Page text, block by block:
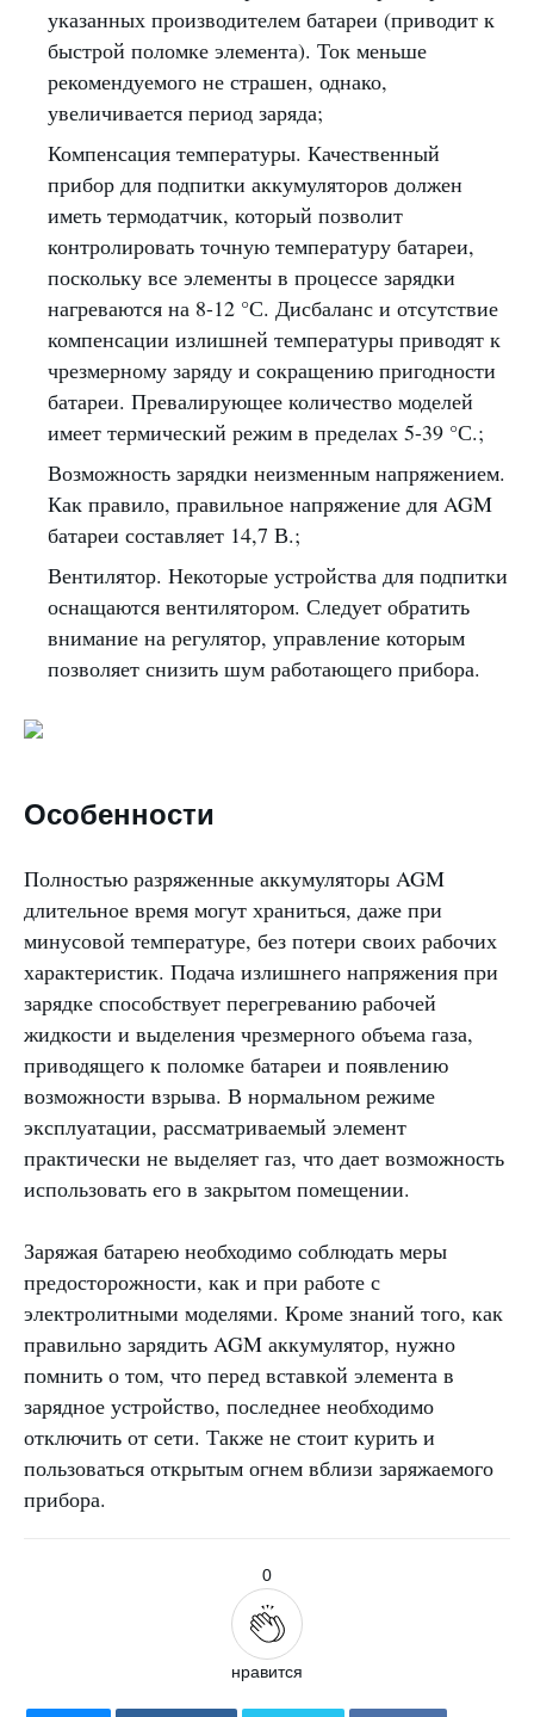
указанных производителем батареи (приводит к
быстрой поломке элемента). Ток меньше
рекомендуемого не страшен, однако,
увеличивается период заряда;
Компенсация температуры. Качественный
прибор для подпитки аккумуляторов должен
иметь термодатчик, который позволит
контролировать точную температуру батареи,
поскольку все элементы в процессе зарядки
нагреваются на 8-12 °С. Дисбаланс и отсутствие
компенсации излишней температуры приводят к
чрезмерному заряду и сокращению пригодности
батареи. Превалирующее количество моделей
имеет термический режим в пределах 5-39 °С.;
Возможность зарядки неизменным напряжением.
Как правило, правильное напряжение для AGM
батареи составляет 14,7 В.;
Вентилятор. Некоторые устройства для подпитки
оснащаются вентилятором. Следует обратить
внимание на регулятор, управление которым
позволяет снизить шум работающего прибора.
Особенности
Полностью разряженные аккумуляторы AGM
длительное время могут храниться, даже при
минусовой температуре, без потери своих рабочих
характеристик. Подача излишнего напряжения при
зарядке способствует перегреванию рабочей
жидкости и выделения чрезмерного объема газа,
приводящего к поломке батареи и появлению
возможности взрыва. В нормальном режиме
эксплуатации, рассматриваемый элемент
практически не выделяет газ, что дает возможность
использовать его в закрытом помещении.
Заряжая батарею необходимо соблюдать меры
предосторожности, как и при работе с
электролитными моделями. Кроме знаний того, как
правильно зарядить AGM аккумулятор, нужно
помнить о том, что перед вставкой элемента в
зарядное устройство, последнее необходимо
отключить от сети. Также не стоит курить и
пользоваться открытым огнем вблизи заряжаемого
прибора.
0
нравится